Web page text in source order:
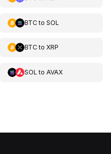
BTCto SOL
BTCto XRP
SOL to AVAX